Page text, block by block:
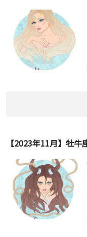
【2023年11月】牡